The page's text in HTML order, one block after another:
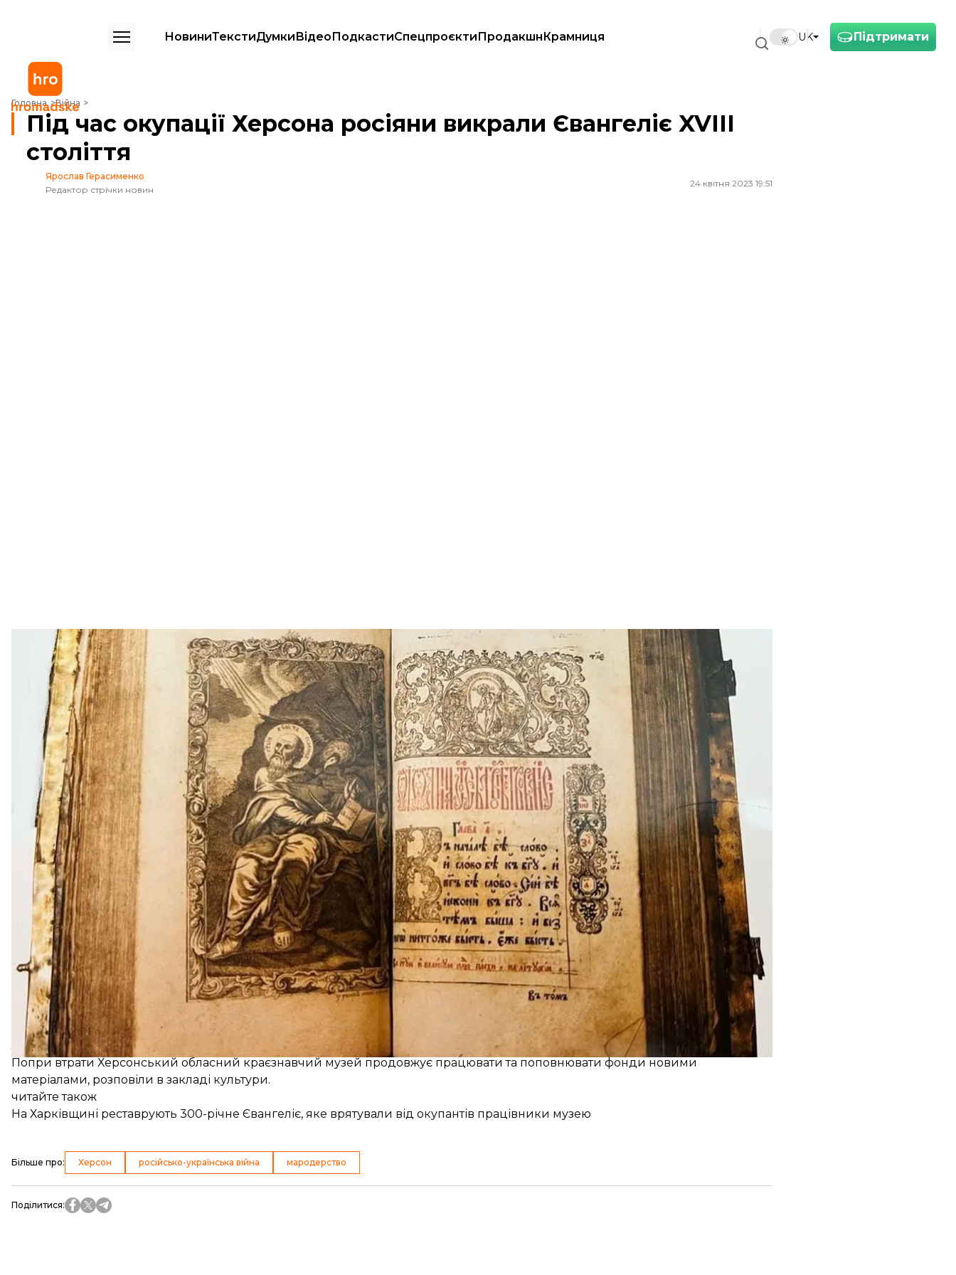
Підтримати
UK
НовиниТекстиДумкиВідеоПодкастиСпецпроєктиПродакшнКрамниця
Головна Війна
Під час окупації Херсона росіяни викрали Євангеліє XVIII століття
Під час окупації Херсона росіяни викрали Євангеліє XVIII
століття
Ярослав Герасименко
Редактор стрічки новин
24 квітня 2023 19:51
Євангеліє 1785 року, яке викрали окупанти
Facebook / Херсонський обласний краєзнавчий музей
Під час окупації Херсона, у жовтні 2022 року, росіяни викрали найцінніші екземпляри книжкової колекції. Серед них —
Євангеліє 1785 року.
Про церозповіли в Херсонському обласному краєзнавчому музеї.
Книга надійшла до музею в 1963 році зі Святодухівського собору Херсона. До того Євангеліє зберігалось у Катерининському
соборі.
«Напевне загарбників привабив срібний оклад із елементами позолоти, прикрашений тисненням і карбуванням»
, —
припустили в музеї.
Євангеліє було видано в Москві, воно має 493 аркуші й ілюстроване гравюрами. На першій сторінці ледь читається
рукописний чорнильний напис: «Запорожская Сичъ Екатериненскому Собору»
У музеї зазначили, що можна лише здогадуватися, хто й коли зробив цей напис, адже на момент видання книги з часу
ліквідації Запорізької Січі пройшло вже 10 років.
Попри втрати Херсонський обласний краєзнавчий музей продовжує працювати та поповнювати фонди новими
матеріалами, розповіли в закладі культури.
читайте також
На Харківщині реставрують 300-річне Євангеліє, яке врятували від окупантів працівники музею
Більше про: Херсон російсько-українська війна мародерство
Поділитися: